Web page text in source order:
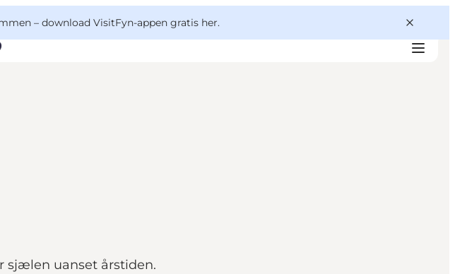
– download VisitFyn-appen gratis her.
sjælen uanset årstiden.